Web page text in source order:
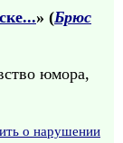
» (Брюс
юмора,
о нарушении